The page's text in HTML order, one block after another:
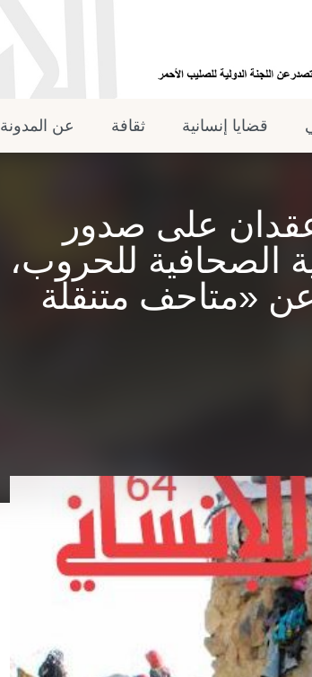
قضايا إنسانية ثقافة عن المدونة
على صدور
الصحافية للحروب،
«متاحف متنقلة